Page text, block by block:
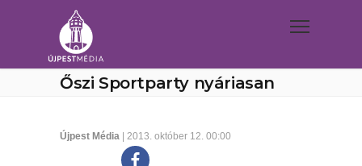
Őszi Sportparty nyáriasan
Újpest Média | 2013. október 12. 00:00